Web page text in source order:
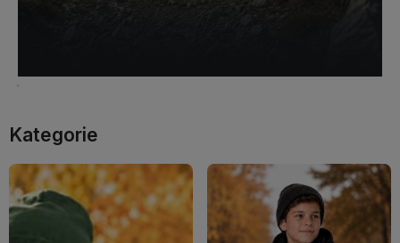
Kategorie